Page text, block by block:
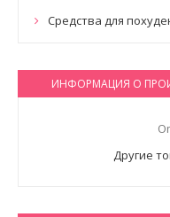
Средства для
ИНФОРМАЦИЯ О
Другие